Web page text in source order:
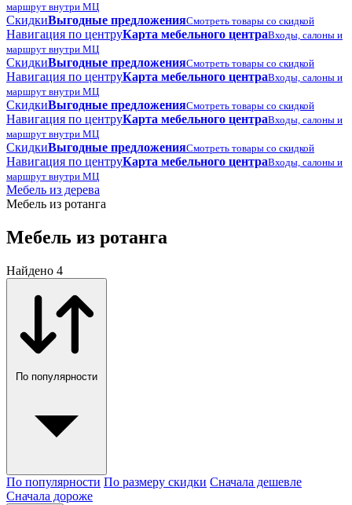
маршрут внутри МЦ
СкидкиВыгодные предложенияСмотреть товары со скидкой
Навигация по центруКарта мебельного центраВходы, салоны и
маршрут внутри МЦ
СкидкиВыгодные предложенияСмотреть товары со скидкой
Навигация по центруКарта мебельного центраВходы, салоны и
маршрут внутри МЦ
СкидкиВыгодные предложенияСмотреть товары со скидкой
Навигация по центруКарта мебельного центраВходы, салоны и
маршрут внутри МЦ
СкидкиВыгодные предложенияСмотреть товары со скидкой
Навигация по центруКарта мебельного центраВходы, салоны и
маршрут внутри МЦ
Мебель из дерева
Мебель из ротанга
Мебель из ротанга
Найдено 4
По популярности
По популярности По размеру скидки Сначала дешевле
Сначала дороже